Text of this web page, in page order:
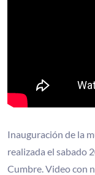
Inauguración de la
realizada el sabado
Cumbre. Video con